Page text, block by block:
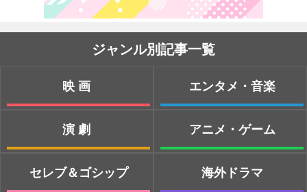
ジャンル別記事一覧
映画
演劇
セレブ＆ゴシップ
エンタメ・音楽
アニメ・ゲーム
海外ドラマ